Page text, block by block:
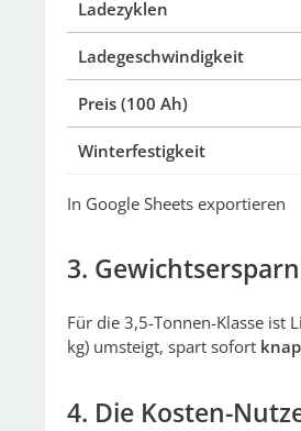
Ladezyklen
Ladegeschwindigkeit
Preis (100 Ah)
Winterfestigkeit
In Google Sheets exportieren
3.
Für die 3,5-Tonnen-Klasse ist
kg) umsteigt, spart sofort
4. Die Kosten-